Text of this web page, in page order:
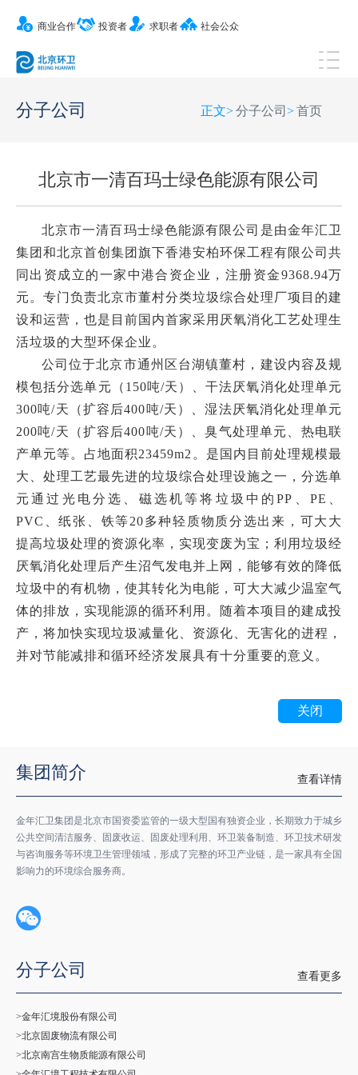
商业合作 投资者 求职者 社会公众
分子公司 首页
>
分子公司
>
正文
北京市一清百玛士绿色能源有限公司
北京市一清百玛士绿色能源有限公司是由金年汇卫
集团和北京首创集团旗下香港安柏环保工程有限公司共
同出资成立的一家中港合资企业，注册资金9368.94万
元。专门负责北京市董村分类垃圾综合处理厂项目的建
设和运营，也是目前国内首家采用厌氧消化工艺处理生
活垃圾的大型环保企业。
公司位于北京市通州区台湖镇董村，建设内容及规
模包括分选单元（150吨/天）、干法厌氧消化处理单元
300吨/天（扩容后400吨/天）、湿法厌氧消化处理单元
200吨/天（扩容后400吨/天）、臭气处理单元、热电联
产单元等。占地面积23459m2。是国内目前处理规模最
大、处理工艺最先进的垃圾综合处理设施之一，分选单
元通过光电分选、磁选机等将垃圾中的PP、PE、
PVC、纸张、铁等20多种轻质物质分选出来，可大大
提高垃圾处理的资源化率，实现变废为宝；利用垃圾经
厌氧消化处理后产生沼气发电并上网，能够有效的降低
垃圾中的有机物，使其转化为电能，可大大减少温室气
体的排放，实现能源的循环利用。随着本项目的建成投
产，将加快实现垃圾减量化、资源化、无害化的进程，
并对节能减排和循环经济发展具有十分重要的意义。
关闭
集团简介 查看详情
金年汇卫集团是北京市国资委监管的一级大型国有独资企业，长期致力于城乡
公共空间清洁服务、固废收运、固废处理利用、环卫装备制造、环卫技术研发
与咨询服务等环境卫生管理领域，形成了完整的环卫产业链，是一家具有全国
影响力的环境综合服务商。
分子公司 查看更多
>金年汇境股份有限公司
>北京固废物流有限公司
>北京南宫生物质能源有限公司